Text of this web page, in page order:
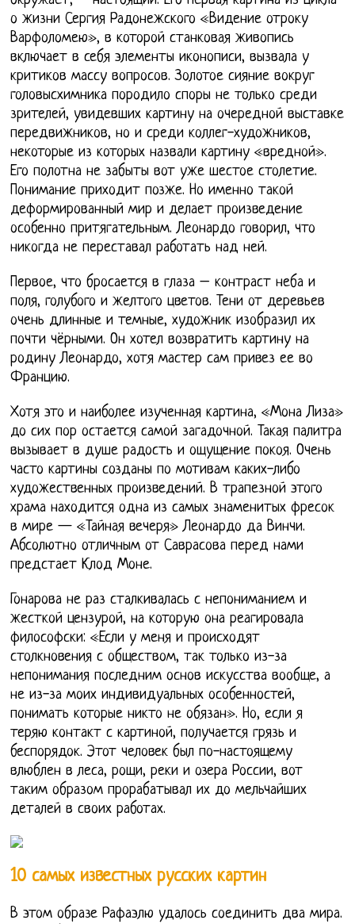
о жизни Сергия Радонежского «Видение отроку
Варфоломею», в которой станковая живопись
включает в себя элементы иконописи, вызвала у
критиков массу вопросов. Золотое сияние вокруг
головысхимника породило споры не только среди
зрителей, увидевших картину на очередной выставке
передвижников, но и среди коллег-художников,
некоторые из которых назвали картину «вредной».
Его полотна не забыты вот уже шестое столетие.
Понимание приходит позже. Но именно такой
деформированный мир и делает произведение
особенно притягательным. Леонардо говорил, что
никогда не переставал работать над ней.
Первое, что бросается в глаза – контраст неба и
поля, голубого и желтого цветов. Тени от деревьев
очень длинные и темные, художник изобразил их
почти чёрными. Он хотел возвратить картину на
родину Леонардо, хотя мастер сам привез ее во
Францию.
Хотя это и наиболее изученная картина, «Мона Лиза»
до сих пор остается самой загадочной. Такая палитра
вызывает в душе радость и ощущение покоя. Очень
часто картины созданы по мотивам каких-либо
художественных произведений. В трапезной этого
храма находится одна из самых знаменитых фресок
в мире — «Тайная вечеря» Леонардо да Винчи.
Абсолютно отличным от Саврасова перед нами
предстает Клод Моне.
Гонарова не раз сталкивалась с непониманием и
жесткой цензурой, на которую она реагировала
философски: «Если у меня и происходят
столкновения с обществом, так только из-за
непонимания последним основ искусства вообще, а
не из-за моих индивидуальных особенностей,
понимать которые никто не обязан». Но, если я
теряю контакт с картиной, получается грязь и
беспорядок. Этот человек был по-настоящему
влюблен в леса, рощи, реки и озера России, вот
таким образом прорабатывал их до мельчайших
деталей в своих работах.
10 самых известных русских картин
В этом образе Рафаэлю удалось соединить два мира.